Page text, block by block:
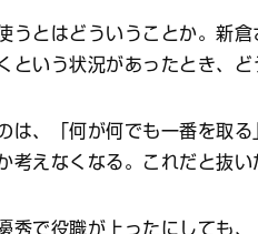
うとはどういうことか。新倉
という状況があったとき、
は、「何が何でも一番を取
考えなくなる。これだと抜い
秀で役職が上ったにしても、